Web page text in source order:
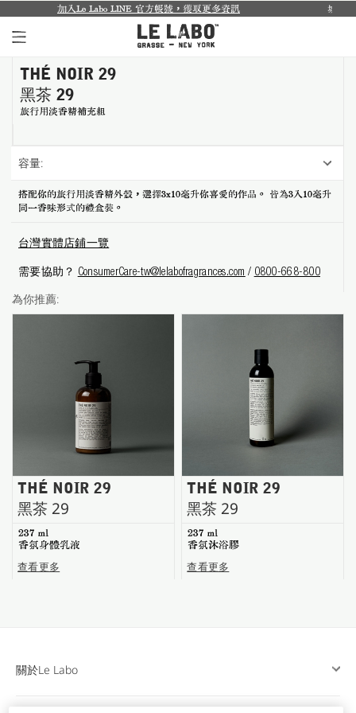
個人香氛系列
室內香氛系列
台南五福商店
Le Labo LINE 官方帳號，獲取更多資訊 城市限定系列回來了...
THÉ NOIR 29
黑茶 29
旅行用淡香精補充組
容量:
搭配你的旅行用淡香精外殼，選擇3x10毫升你喜愛的作品。 皆為3入10毫升
同一香味形式的禮盒裝。
台灣實體店鋪一覽
需要協助？ ConsumerCare-tw@lelabofragrances.com / 0800-668-800
為你推薦:
THÉ NOIR 29
黑茶 29
237 ml
香氛身體乳液
查看更多
THÉ NOIR 29
黑茶 29
237 ml
香氛沐浴膠
查看更多
關於Le Labo